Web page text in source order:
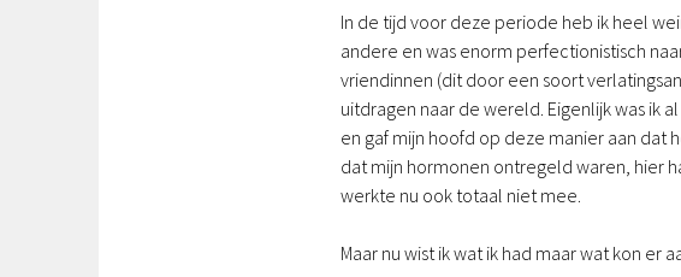
In de tijd voor deze periode heb ik heel
andere en was enorm perfectionistisch
vriendinnen (dit door een soort
uitdragen naar de wereld. Eigenlijk was ik
en gaf mijn hoofd op deze manier aan dat
dat mijn hormonen ontregeld waren, hier
werkte nu ook totaal niet mee.
Maar nu wist ik wat ik had maar wat kon er